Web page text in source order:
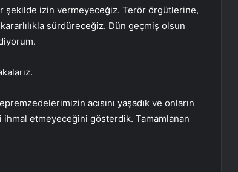
şekilde izin vermeyeceğiz. Terör örgütlerine,
sürdüreceğiz. Dün geçmiş olsun
acısını yaşadık ve onların
etmeyeceğini gösterdik. Tamamlanan